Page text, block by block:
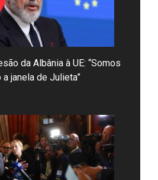
da Albânia à UE: “Somos
janela de Julieta”